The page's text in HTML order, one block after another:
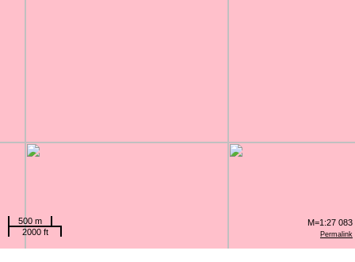
Permalink
500 m
2000 ft
M=1:27 083